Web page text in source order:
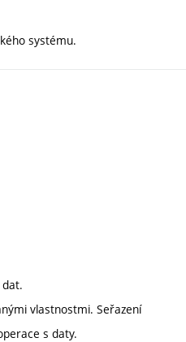
systému.
vlastnostmi. Seřazení
s daty.